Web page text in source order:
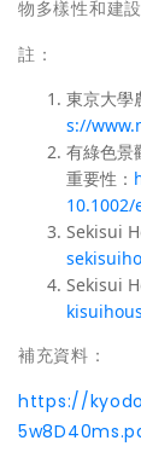
物多樣性和建
註：
東京大學
s://
有綠色景
重要性：
10.1002/
Sekisui
Sekisui
補充資料：
https://